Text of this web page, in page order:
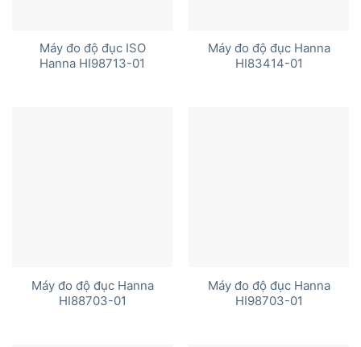
Máy đo độ đục ISO
Hanna HI98713-01
Máy đo độ đục Hanna
HI83414-01
Máy đo độ đục Hanna
HI88703-01
Máy đo độ đục Hanna
HI98703-01